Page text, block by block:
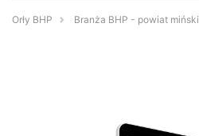
Orły BHP Branża BHP - powiat miński